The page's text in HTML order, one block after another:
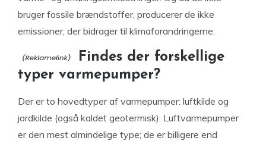
bruger fossile brændstoffer, producerer de ikke
emissioner, der bidrager til klimaforandringerne.
Findes der forskellige
typer varmepumper?
Der er to hovedtyper af varmepumper: luftkilde og
jordkilde (også kaldet geotermisk). Luftvarmepumper
er den mest almindelige type; de er billigere end